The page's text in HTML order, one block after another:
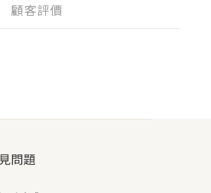
顧客評價
問題